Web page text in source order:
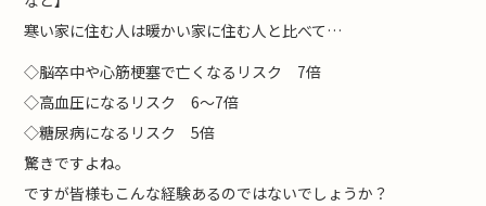
寒い家に住む人は暖かい家に住む人と比べて…
◇脳卒中や心筋梗塞で亡くなるリスク 7倍
◇高血圧になるリスク 6～7倍
◇糖尿病になるリスク 5倍
驚きですよね。
ですが皆様もこんな経験あるのではないでしょうか？